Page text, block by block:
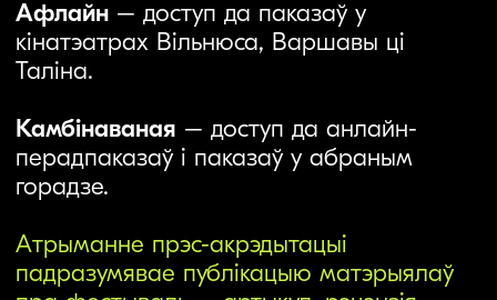
падразумявае публікацыю матэрыялаў
пра фестываль – артыкул, рэцэнзія,
інтэрв'ю, пост, відэа – у медыя, з якім вы
супрацоўнічаеце.
Важна:мы не пакрываем пражыванне,
візу ці праезд для афлайн ці
камбінаванага тыпу акрэдытацыі. Гэтыя
тыпы акрэдытацый падыходзяць тым, хто
ўжо знаходзіцца ў адным з гарадоў
Падаць заяўку можна да 8 кастрычніка.